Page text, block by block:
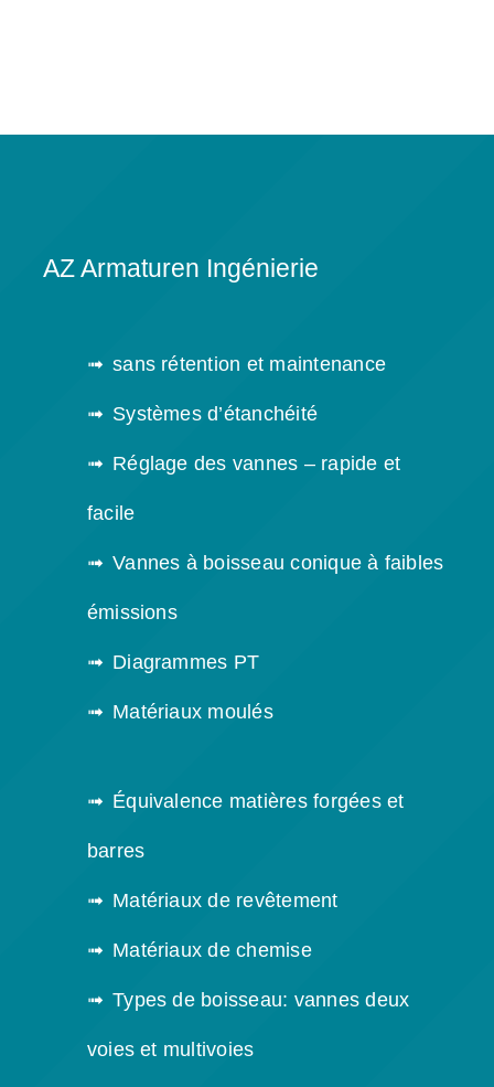
AZ Armaturen Ingénierie
sans rétention et maintenance
Systèmes d’étanchéité
Réglage des vannes – rapide et
facile
Vannes à boisseau conique à faibles
émissions
Diagrammes PT
Matériaux moulés
Équivalence matières forgées et
barres
Matériaux de revêtement
Matériaux de chemise
Types de boisseau: vannes deux
voies et multivoies